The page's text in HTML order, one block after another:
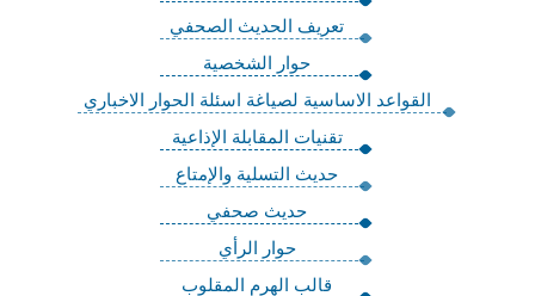
تعريف الحديث الصحفي
حوار الشخصية
القواعد الاساسية لصياغة اسئلة الحوار الاخباري
تقنيات المقابلة الإذاعية
حديث التسلية والإمتاع
حديث صحفي
حوار الرأي
قالب الهرم المقلوب